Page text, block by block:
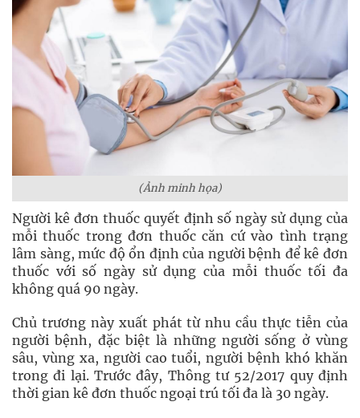
(Ảnh minh họa)
Người kê đơn thuốc quyết định số ngày sử dụng của
mỗi thuốc trong đơn thuốc căn cứ vào tình trạng
lâm sàng, mức độ ổn định của người bệnh để kê đơn
thuốc với số ngày sử dụng của mỗi thuốc tối đa
không quá 90 ngày.
Chủ trương này xuất phát từ nhu cầu thực tiễn của
người bệnh, đặc biệt là những người sống ở vùng
sâu, vùng xa, người cao tuổi, người bệnh khó khăn
trong đi lại. Trước đây, Thông tư 52/2017 quy định
thời gian kê đơn thuốc ngoại trú tối đa là 30 ngày.